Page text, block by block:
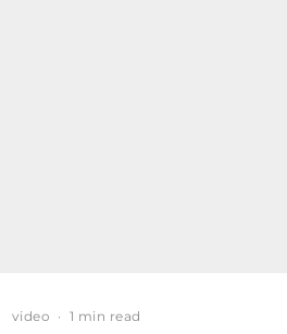
video · 1 min read